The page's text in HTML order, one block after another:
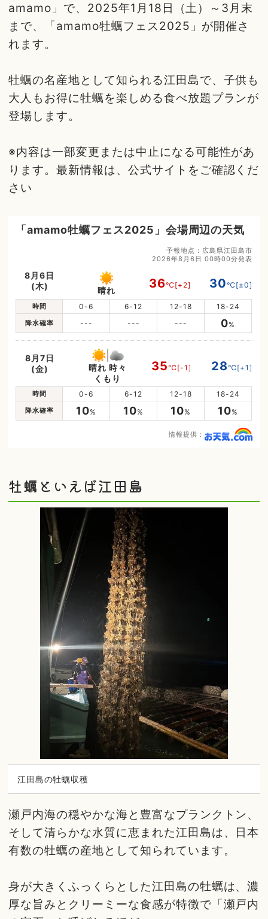
amamo」で、2025年1月18日（土）～3月末
まで、「amamo牡蠣フェス2025」が開催さ
れます。
牡蠣の名産地として知られる江田島で、子供も
大人もお得に牡蠣を楽しめる食べ放題プランが
登場します。
※内容は一部変更または中止になる可能性があ
ります。最新情報は、公式サイトをご確認くだ
さい
「amamo牡蠣フェス2025」会場周辺の天気
予報地点：広島県江田島市
2026年8月6日 00時00分発表
8月6日
(木)
晴れ 36℃[+2] 30℃[±0]
時間 0-6 6-12 12-18 18-24
降水確率 --- --- --- 0%
8月7日
(金)
晴れ 時々
くもり
35℃[-1] 28℃[+1]
時間 0-6 6-12 12-18 18-24
降水確率 10% 10% 10% 10%
情報提供：
牡蠣といえば江田島
江田島の牡蠣収穫
瀬戸内海の穏やかな海と豊富なプランクトン、
そして清らかな水質に恵まれた江田島は、日本
有数の牡蠣の産地として知られています。
身が大きくふっくらとした江田島の牡蠣は、濃
厚な旨みとクリーミーな食感が特徴で「瀬戸内